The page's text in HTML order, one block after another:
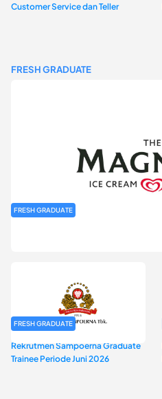
Customer Service dan Teller
FRESH GRADUATE
FRESH GRADUATE
FRESH GRADUATE
Rekrutmen Sampoerna Graduate
Trainee Periode Juni 2026